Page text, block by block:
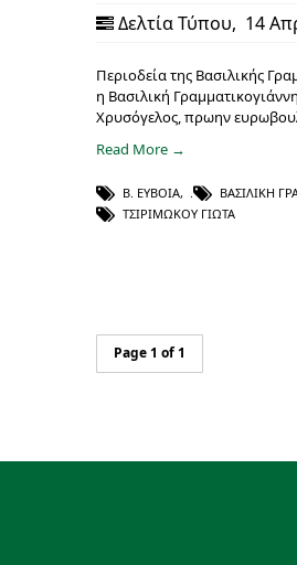
Δελτία Τύπου, 14
Περιοδεία της Βασιλικής
η Βασιλική
Χρυσόγελος, πρωην
Read More →
Β. ΕΎΒΟΙΑ, ΒΑΣΙΛΙΚΉ
ΤΣΙΡΙΜΏΚΟΥ ΓΙΏΤΑ
Page 1 of 1